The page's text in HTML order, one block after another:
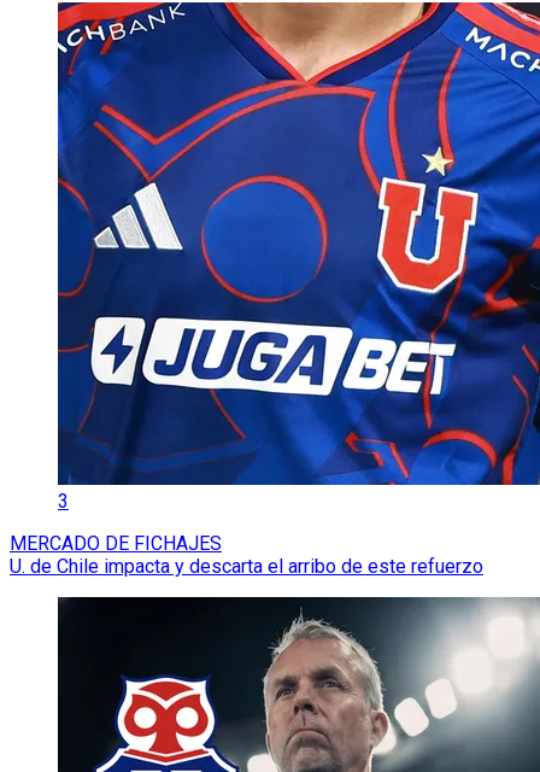
3
MERCADO DE FICHAJES
U. de Chile impacta y descarta el arribo de este refuerzo